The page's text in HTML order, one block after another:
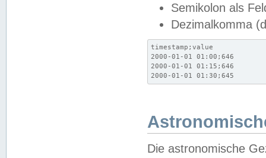
Semikolon als
Dezimalkomma
timestamp;value
2000-01-01 01:00;646
2000-01-01 01:15;646
2000-01-01 01:30;645
Die astronomische